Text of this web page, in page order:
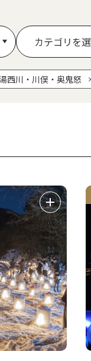
カテゴリを
西川・川俣・奥鬼怒